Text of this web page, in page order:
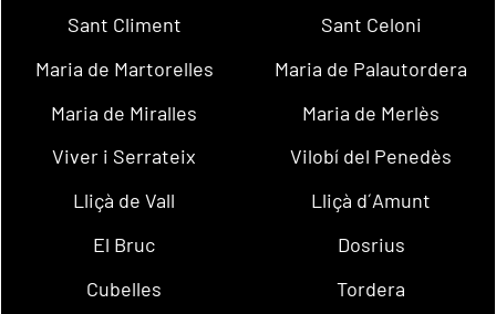
Sant Climent
Sant Celoni
Maria de Martorelles
Maria de Palautordera
Maria de Miralles
Maria de Merlès
Viver i Serrateix
Vilobí del Penedès
Lliçà de Vall
Lliçà d´Amunt
El Bruc
Dosrius
Cubelles
Tordera